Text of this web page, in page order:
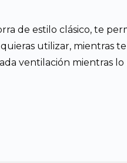
de estilo clásico, te
utilizar, mientras
ventilación mientras lo